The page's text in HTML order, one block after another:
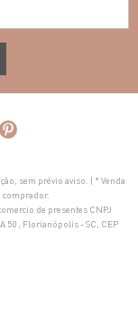
sem prévio aviso. | * Venda
comprador.
de presentes CNPJ
50 , Florianópolis - SC, CEP